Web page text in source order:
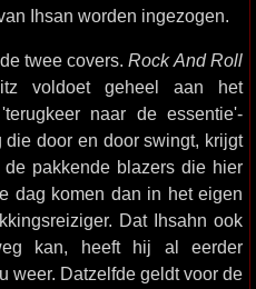
Ihsan worden ingezogen.
twee covers.Rock And Roll
voldoet geheel aan het
naar de essentie'-
door en door swingt, krijgt
pakkende blazers die hier
dag komen dan in het eigen
Dat Ihsahn ook
kan, heeft hij al eerder
weer. Datzelfde geldt voor de